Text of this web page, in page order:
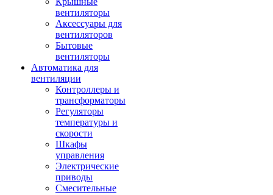
вентиляторы
Аксессуары для
вентиляторов
Бытовые
вентиляторы
Автоматика для
вентиляции
Контроллеры и
трансформаторы
Регуляторы
температуры и
скорости
Шкафы
управления
Электрические
приводы
Смесительные